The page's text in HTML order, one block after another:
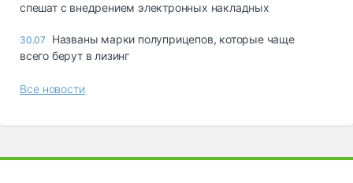
спешат с внедрением электронных накладных
30.07
Названы марки полуприцепов, которые чаще
всего берут в лизинг
Все новости